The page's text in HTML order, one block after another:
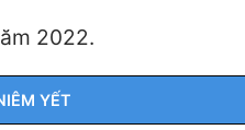
2022.
YẾT